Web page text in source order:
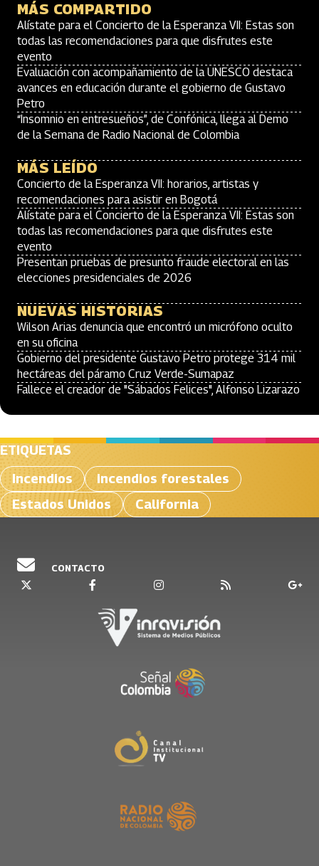
MÁS COMPARTIDO
Alístate para el Concierto de la Esperanza VII: Estas son
todas las recomendaciones para que disfrutes este
evento
Evaluación con acompañamiento de la UNESCO destaca
avances en educación durante el gobierno de Gustavo
Petro
“Insomnio en entresueños”, de Confónica, llega al Demo
de la Semana de Radio Nacional de Colombia
MÁS LEÍDO
Concierto de la Esperanza VII: horarios, artistas y
recomendaciones para asistir en Bogotá
Alístate para el Concierto de la Esperanza VII: Estas son
todas las recomendaciones para que disfrutes este
evento
Presentan pruebas de presunto fraude electoral en las
elecciones presidenciales de 2026
NUEVAS HISTORIAS
Wilson Arias denuncia que encontró un micrófono oculto
en su oficina
Gobierno del presidente Gustavo Petro protege 314 mil
hectáreas del páramo Cruz Verde-Sumapaz
Fallece el creador de "Sábados Felices", Alfonso Lizarazo
ETIQUETAS
Incendios
incendios forestales
Estados Unidos
California
CONTACTO